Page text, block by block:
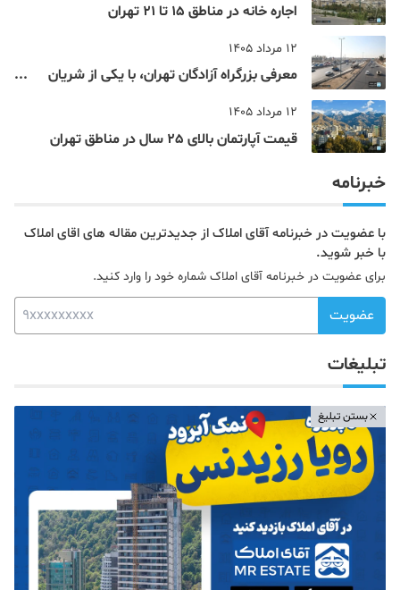
اجاره خانه در مناطق 15 تا 21 تهران
12 مرداد 1405
معرفی بزرگراه آزادگان تهران، با یکی از شریان
12 مرداد 1405
قیمت آپارتمان بالای 25 سال در مناطق تهران
خبرنامه
با عضویت در خبرنامه آقای املاک از جدیدترین مقاله های اقای املاک
با خبر شوید.
برای عضویت در خبرنامه آقای املاک شماره خود را وارد کنید.
عضویت
تبلیغات
بستن تبلیغ